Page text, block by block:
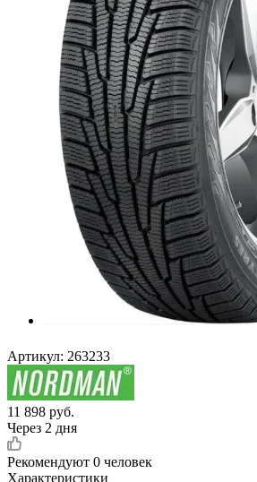
Артикул: 263233
11 898 руб.
Через 2 дня
Рекомендуют 0 человек
Характеристики